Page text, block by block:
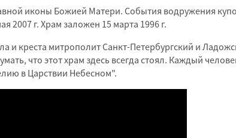
иконы Божией Матери. События водружения
2007 г. Храм заложен 15 марта 1996 г.
и креста митрополит Санкт-Петербургский и
что этот храм здесь всегда стоял. Каждый
в Царствии Небесном".